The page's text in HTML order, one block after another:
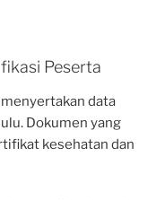
Peserta
data
Dokumen yang
kesehatan dan